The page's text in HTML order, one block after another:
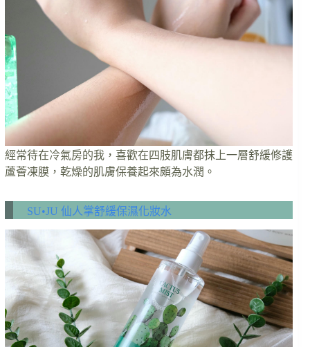
經常待在冷氣房的我，喜歡在四肢肌膚都抹上一層舒緩修護
蘆薈凍膜，乾燥的肌膚保養起來頗為水潤。
SU•JU 仙人掌舒緩保濕化妝水